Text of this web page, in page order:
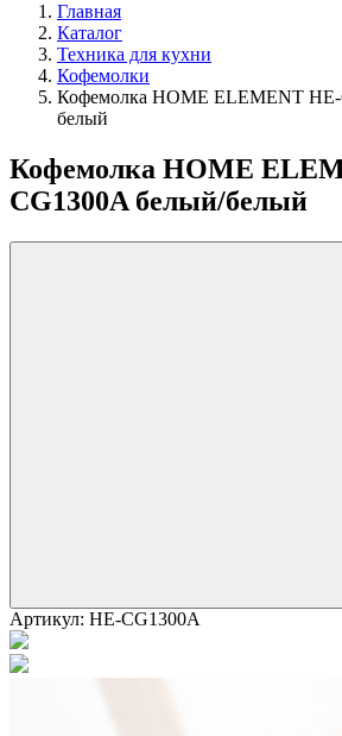
Главная
Каталог
Техника для кухни
Кофемолки
Кофемолка HOME ELEMENT
белый
Кофемолка HOME
CG1300A белый/белый
Артикул: HE-CG1300A